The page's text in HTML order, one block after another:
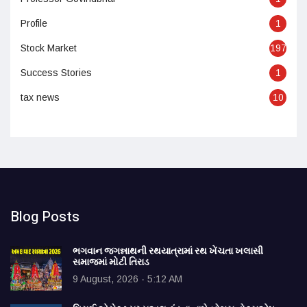
Profile 1
Stock Market 197
Success Stories 1
tax news 10
Blog Posts
ભગવાન જગન્નાથની રથયાત્રામાં રથ ખેંચતા ખલાસી
સમાજમાં મોટી તિરાડ
9 August, 2026 - 5:12 AM